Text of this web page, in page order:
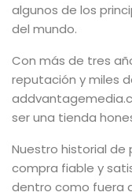
algunos de los
del mundo.
Con más de tres
reputación y miles
ser una tienda
Nuestro historial de
compra fiable y
dentro como fuera